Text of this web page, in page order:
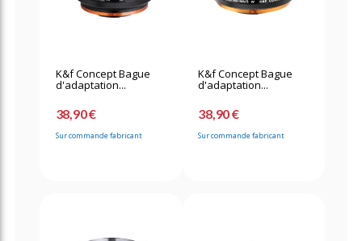
K&f Concept Bague
d'adaptation...
38,90 €
Sur commande fabricant
K&f Concept Bague
d'adaptation...
38,90 €
Sur commande fabricant